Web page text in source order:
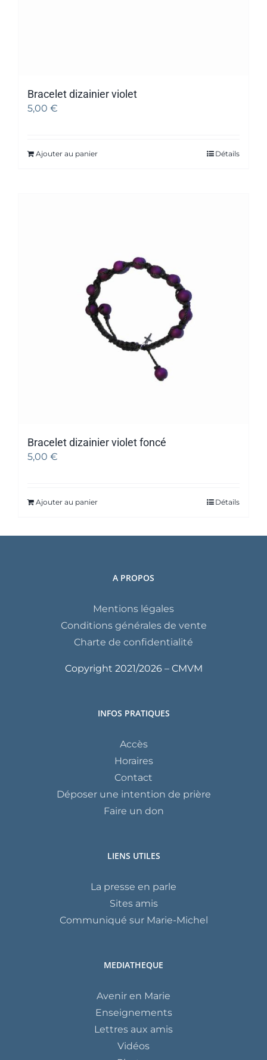
Bracelet dizainier violet
5,00 €
Ajouter au panier Détails
Bracelet dizainier violet foncé
5,00 €
Ajouter au panier Détails
A PROPOS
Mentions légales
Conditions générales de vente
Charte de confidentialité
Copyright 2021/2026 – CMVM
INFOS PRATIQUES
Accès
Horaires
Contact
Déposer une intention de prière
Faire un don
LIENS UTILES
La presse en parle
Sites amis
Communiqué sur Marie-Michel
MEDIATHEQUE
Avenir en Marie
Enseignements
Lettres aux amis
Vidéos